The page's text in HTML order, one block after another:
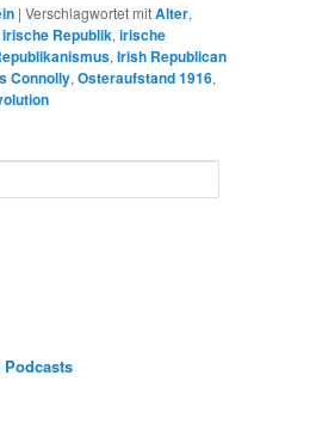
|Verschlagwortet mitAlter,
irische Republik,irische
,Irish Republican
Connolly,Osteraufstand 1916,